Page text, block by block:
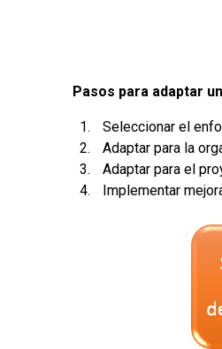
Pasos para adaptar
Seleccionar el
Adaptar para la
Adaptar para el
Implementar